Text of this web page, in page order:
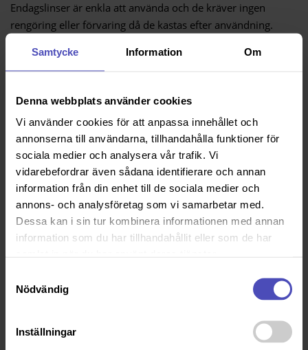
Samtycke Information Om
Denna webbplats använder cookies
Vi använder cookies för att anpassa innehållet och
annonserna till användarna, tillhandahålla funktioner för
sociala medier och analysera vår trafik. Vi
vidarebefordrar även sådana identifierare och annan
information från din enhet till de sociala medier och
annons- och analysföretag som vi samarbetar med.
Dessa kan i sin tur kombinera informationen med annan
information som du har tillhandahållit eller som de har
Nödvändig
Inställningar
Endagslinser är enkla att använda och de kräver ingen
rengöring eller förvaring då de kastas efter användning.
hygieniska och praktiska då de inte kräver något underhåll.
sporadiskt och kan då vara ett kostnadseffektivt alternativ i
stället för exempelvis månadslinser.
Månadslinser för regelbunden
användning
Månadslinser byter man ut en gång i månaden och rengör
varje dag efter användning med hjälp av linsvätska.
Månadslinser är oftast det mest ekonomiska valet för de
som använder linser regelbundet. Oavsett vilken typ av
Stabila linser
Stabila linser passar dig som har väldigt torra ögon, hög